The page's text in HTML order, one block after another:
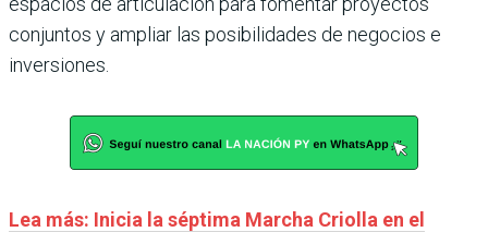
conjuntos y ampliar las posibilidades de negocios e
inversiones.
Lea más: Inicia la séptima Marcha Criolla en el